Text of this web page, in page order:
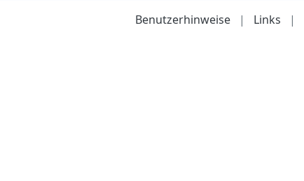
Benutzerhinweise | Links |